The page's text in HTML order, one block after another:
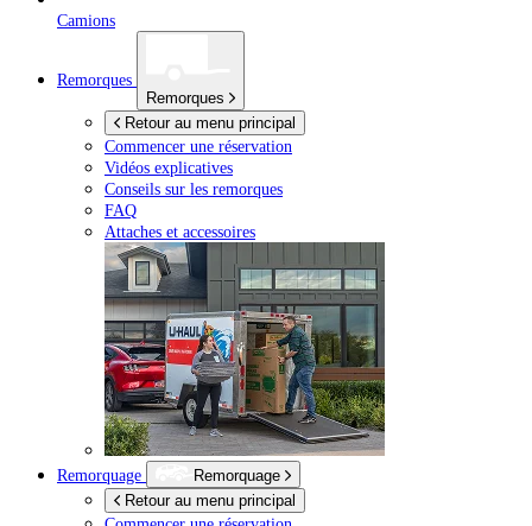
Camions
Remorques
Remorques
Retour au menu principal
Commencer une réservation
Vidéos explicatives
Conseils sur les remorques
FAQ
Attaches et accessoires
Remorquage
Remorquage
Retour au menu principal